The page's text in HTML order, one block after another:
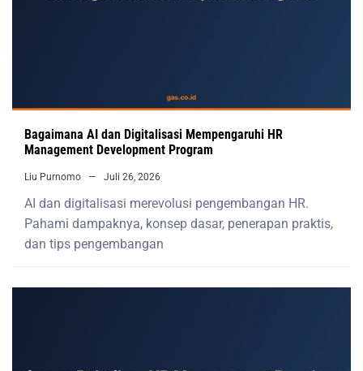
Bagaimana AI dan Digitalisasi Mempengaruhi HR
Management Development Program
Liu Purnomo Juli 26, 2026
AI dan digitalisasi merevolusi pengembangan HR.
Pahami dampaknya, konsep dasar, penerapan praktis,
dan tips pengembangan